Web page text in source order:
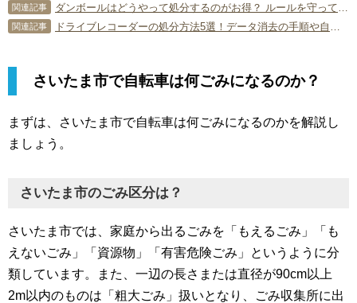
関連記事
関連記事
さいたま市で自転車は何ごみになるのか？
まずは、さいたま市で自転車は何ごみになるのかを解説し
ましょう。
さいたま市のごみ区分は？
さいたま市では、家庭から出るごみを「もえるごみ」「も
えないごみ」「資源物」「有害危険ごみ」というように分
類しています。また、一辺の長さまたは直径が90cm以上
2m以内のものは「粗大ごみ」扱いとなり、ごみ収集所に出